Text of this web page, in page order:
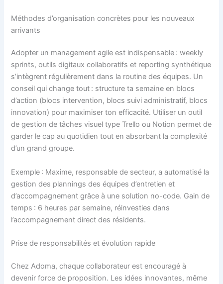
Méthodes d’organisation concrètes pour les nouveaux
arrivants
Adopter un management agile est indispensable : weekly
sprints, outils digitaux collaboratifs et reporting synthétique
s’intègrent régulièrement dans la routine des équipes. Un
conseil qui change tout : structure ta semaine en blocs
d’action (blocs intervention, blocs suivi administratif, blocs
innovation) pour maximiser ton efficacité. Utiliser un outil
de gestion de tâches visuel type Trello ou Notion permet de
garder le cap au quotidien tout en absorbant la complexité
d’un grand groupe.
Exemple : Maxime, responsable de secteur, a automatisé la
gestion des plannings des équipes d’entretien et
d’accompagnement grâce à une solution no-code. Gain de
temps : 6 heures par semaine, réinvesties dans
l’accompagnement direct des résidents.
Prise de responsabilités et évolution rapide
Chez Adoma, chaque collaborateur est encouragé à
devenir force de proposition. Les idées innovantes, même